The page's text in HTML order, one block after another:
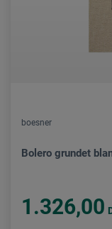
boesner
Bolero grundet
1.326,00